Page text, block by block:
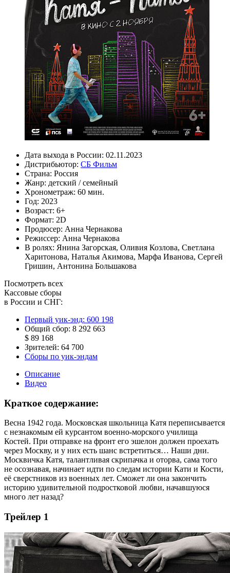
Дата выхода в России: 02.11.2023
Дистрибьютор: СБ Фильм
Страна: Россия
Жанр: детский /семейный
Хронометраж: 60 мин.
Год: 2023
Возраст: 6+
Формат: 2D
Продюсер: Анна Чернакова
Режиссер: Анна Чернакова
В ролях: Янина Загорская, Оливия Козлова, Светлана
Харитонова, Наталья Акимова, Марфа Иванова, Сергей
Гришин, Антонина Большакова
Посмотреть всех
Кассовые сборы
в России и СНГ:
Первый уик-энд: 600 198
Общий сбор: 8 292 663
$ 89 168
Зрителей: 64 700
Сборы по уик-эндам
Описание
Видео
Краткое содержание:
Весна 1942 года. Московская школьница Катя переписывается
с незнакомым ей курсантом военно-морского училища
Костей. При отправке на фронт его эшелон должен проехать
через Москву, и у них есть шанс встретиться… Наши дни.
Москвичка Катя, талантливая скрипачка и оторва, сама того
не осознавая, начинает идти по следам истории Кати и Кости,
её сверстников из военных лет. Сможет ли она закончить
историю удивительной подростковой любви, начавшуюся
много лет назад?
Трейлер 1